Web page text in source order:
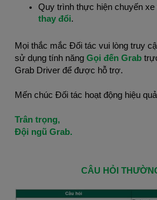
Quy trình thực hiện chuyến xe
thay đổi.
Mọi thắc mắc Đối tác vui lòng truy
sử dụng tính năng Gọi đến Grab
Grab Driver để được hỗ trợ.
Mến chúc Đối tác hoạt động hiệu
Trân trọng,
Đội ngũ Grab.
CÂU HỎI